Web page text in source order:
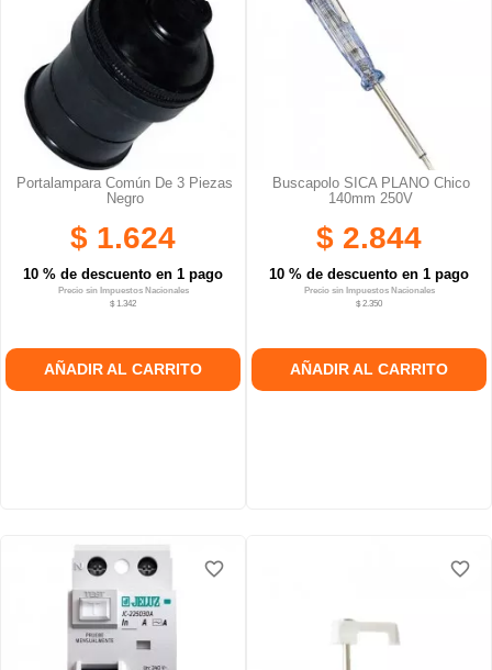
Portalampara Común De 3 Piezas
Negro
$ 1.624
10 % de descuento en 1 pago
Precio sin Impuestos Nacionales
$ 1.342
AÑADIR AL CARRITO
Buscapolo SICA PLANO Chico
140mm 250V
$ 2.844
10 % de descuento en 1 pago
Precio sin Impuestos Nacionales
$ 2.350
AÑADIR AL CARRITO
favorite_border favorite_border